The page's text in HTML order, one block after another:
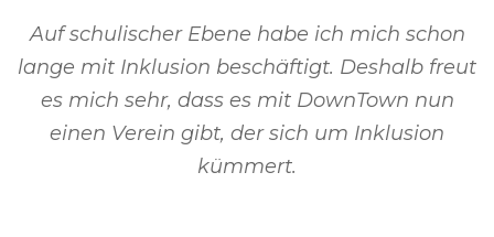
Auf schulischer Ebene habe ich mich schon
lange mit Inklusion beschäftigt. Deshalb freut
es mich sehr, dass es mit DownTown nun
einen Verein gibt, der sich um Inklusion
kümmert.